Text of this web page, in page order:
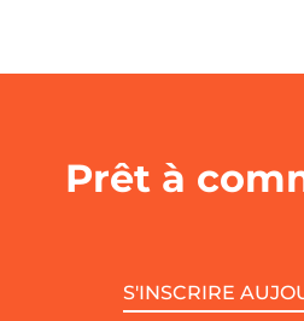
Prêt à
S'INSCRIRE